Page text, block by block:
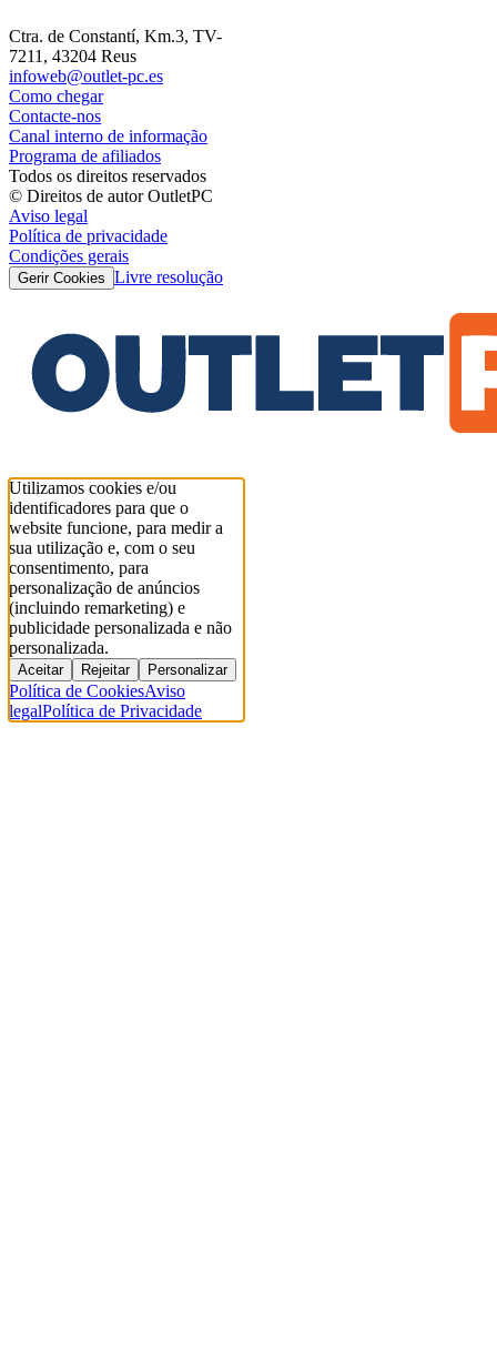
Ctra. de Constantí, Km.3, TV-
7211, 43204 Reus
infoweb@outlet-pc.es
Como chegar
Contacte-nos
Canal interno de informação
Programa de afiliados
Todos os direitos reservados
© Direitos de autor OutletPC
Aviso legal
Política de privacidade
Condições gerais
Gerir Cookies Livre resolução
Utilizamos cookies e/ou
identificadores para que o
website funcione, para medir a
sua utilização e, com o seu
consentimento, para
personalização de anúncios
(incluindo remarketing) e
publicidade personalizada e não
personalizada.
Aceitar Rejeitar Personalizar
Política de CookiesAviso
legalPolítica de Privacidade